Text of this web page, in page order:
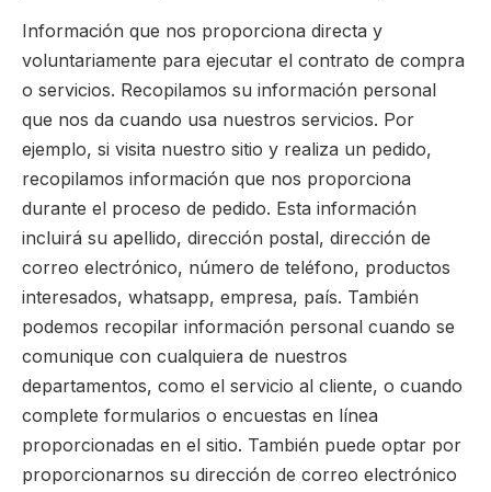
Información que nos proporciona directa y
voluntariamente para ejecutar el contrato de compra
o servicios. Recopilamos su información personal
que nos da cuando usa nuestros servicios. Por
ejemplo, si visita nuestro sitio y realiza un pedido,
recopilamos información que nos proporciona
durante el proceso de pedido. Esta información
incluirá su apellido, dirección postal, dirección de
correo electrónico, número de teléfono, productos
interesados, whatsapp, empresa, país. También
podemos recopilar información personal cuando se
comunique con cualquiera de nuestros
departamentos, como el servicio al cliente, o cuando
complete formularios o encuestas en línea
proporcionadas en el sitio. También puede optar por
proporcionarnos su dirección de correo electrónico